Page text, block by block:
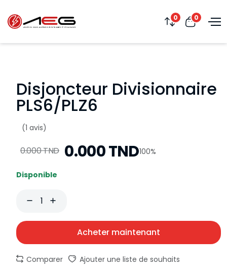
0 0
Disjoncteur Divisionnaire
PLS6/PLZ6
(1 avis)
0.000 TND 0.000 TND100%
Disponible
Acheter maintenant
Comparer Ajouter une liste de souhaits